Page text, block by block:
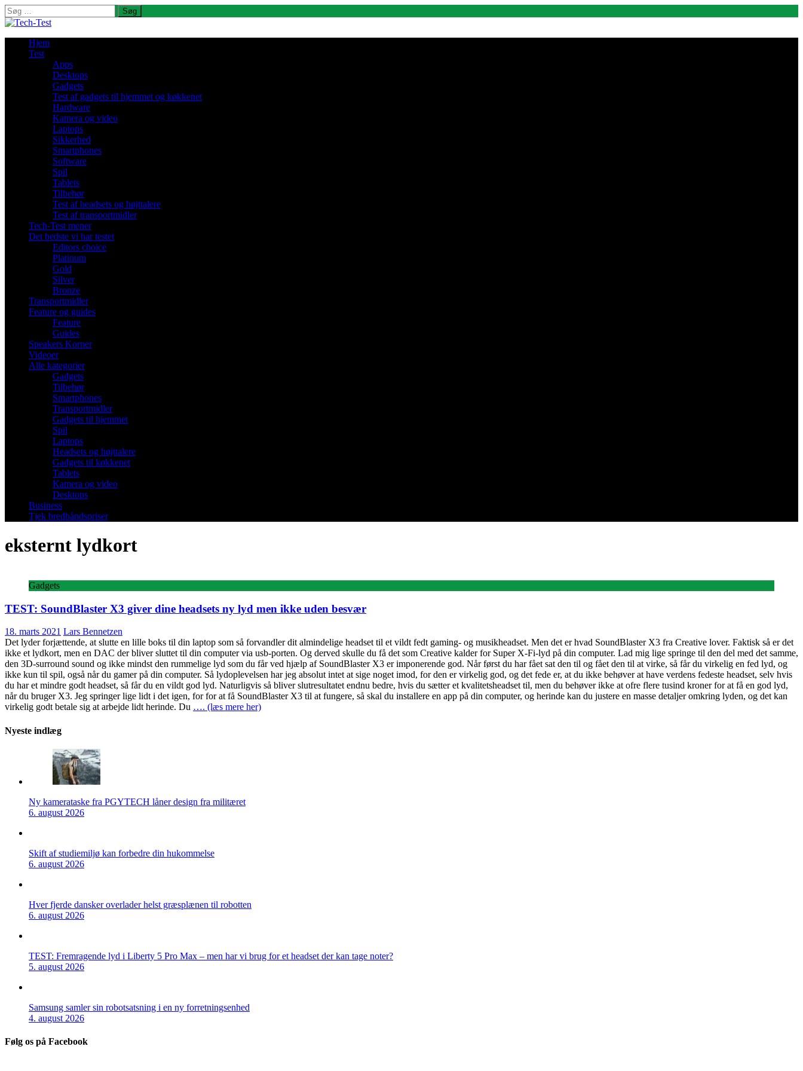
Søg
efter:
Hjem
Test
Apps
Desktops
Gadgets
Test af gadgets til hjemmet og køkkenet
Hardware
Kamera og video
Laptops
Sikkerhed
Smartphones
Software
Spil
Tablets
Tilbehør
Test af headsets og højttalere
Test af transportmidler
Tech-Test mener
Det bedste vi har testet
Editors choice
Platinum
Gold
Silver
Bronze
Transportmidler
Feature og guides
Feature
Guides
Speakers Korner
Videoer
Alle kategorier
Gadgets
Tilbehør
Smartphones
Transportmidler
Gadgets til hjemmet
Spil
Laptops
Headsets og højttalere
Gadgets til køkkenet
Tablets
Kamera og video
Desktops
Business
Tjek bredbåndspriser
eksternt lydkort
Gadgets
TEST: SoundBlaster X3 giver dine headsets ny lyd men ikke uden besvær
18. marts 2021 Lars Bennetzen
Det lyder forjættende, at slutte en lille boks til din laptop som så forvandler dit almindelige headset til et vildt fedt gaming- og musikheadset. Men det er hvad SoundBlaster X3 fra Creative lover. Faktisk så er det
ikke et lydkort, men en DAC der bliver sluttet til din computer via usb-porten. Og derved skulle du få det som Creative kalder for Super X-Fi-lyd på din computer. Lad mig lige springe til den del med det samme,
den 3D-surround sound og ikke mindst den rummelige lyd som du får ved hjælp af SoundBlaster X3 er imponerende god. Når først du har fået sat den til og fået den til at virke, så får du virkelig en fed lyd, og
ikke kun til spil, også når du gamer på din computer. Så lydoplevelsen har jeg absolut intet at sige noget imod, for den er virkelig god, og det fede er, at du ikke behøver at have verdens fedeste headset, selv hvis
du har et mindre godt headset, så får du en vildt god lyd. Naturligvis så bliver slutresultatet endnu bedre, hvis du sætter et kvalitetsheadset til, men du behøver ikke at ofre flere tusind kroner for at få en god lyd,
når du bruger X3. Jeg springer lige lidt i det igen, for for at få SoundBlaster X3 til at fungere, så skal du installere en app på din computer, og herinde kan du justere en masse detaljer omkring lyden, og det kan
virkelig godt betale sig at arbejde lidt herinde. Du …. (læs mere her)
Nyeste indlæg
Ny kamerataske fra PGYTECH låner design fra militæret
6. august 2026
Skift af studiemiljø kan forbedre din hukommelse
6. august 2026
Hver fjerde dansker overlader helst græsplænen til robotten
6. august 2026
TEST: Fremragende lyd i Liberty 5 Pro Max – men har vi brug for et headset der kan tage noter?
5. august 2026
Samsung samler sin robotsatsning i en ny forretningsenhed
4. august 2026
Følg os på Facebook